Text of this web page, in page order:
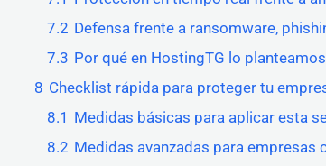
7.2 Defensa frente a ransomware,
7.3 Por qué en HostingTG lo
8 Checklist rápida para proteger tu
8.1 Medidas básicas para aplicar esta
8.2 Medidas avanzadas para empresas